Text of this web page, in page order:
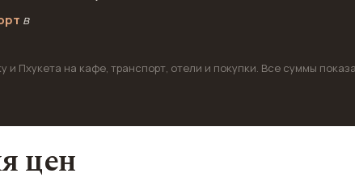
в
и Пхукета на кафе, транспорт, отели и покупки. Все суммы
цен